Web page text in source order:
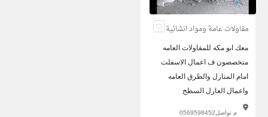
مقاولات عامة ومواد انشائية
معك ابو مكه للمقاولات العامه
متخصصون ف اعمال الاسفلت
امام المنازل والطرق العامه
واعمال العازل السطح
م تواصل0569598452